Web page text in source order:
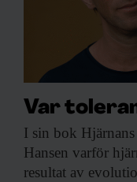
Var
I sin bok
Hansen varför
resultat av